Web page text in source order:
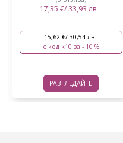
20,96 €/ 40,99 лв.
18,86 €/ 36,89 лв.
с код k10 за - 10 %
РАЗГЛЕДАЙТЕ